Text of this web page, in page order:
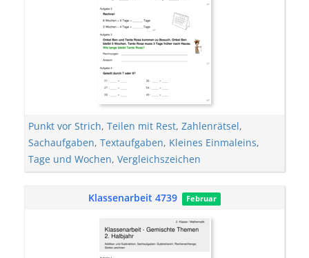
Punkt vor Strich, Teilen mit Rest, Zahlenrätsel,
Sachaufgaben, Textaufgaben, Kleines Einmaleins,
Tage und Wochen, Vergleichszeichen
Klassenarbeit 4739 Februar